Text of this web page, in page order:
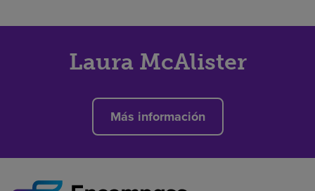
Laura McAlister
Más información